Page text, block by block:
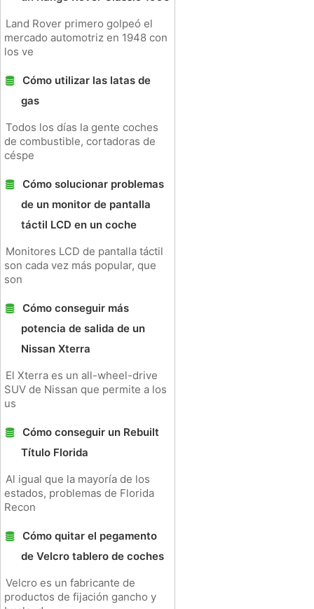
Land Rover primero golpeó el
mercado automotriz en 1948 con
los ve
Cómo utilizar las latas de
gas
Todos los días la gente coches
de combustible, cortadoras de
céspe
Cómo solucionar problemas
de un monitor de pantalla
táctil LCD en un coche
Monitores LCD de pantalla táctil
son cada vez más popular, que
son
Cómo conseguir más
potencia de salida de un
Nissan Xterra
El Xterra es un all-wheel-drive
SUV de Nissan que permite a los
us
Cómo conseguir un Rebuilt
Título Florida
Al igual que la mayoría de los
estados, problemas de Florida
Recon
Cómo quitar el pegamento
de Velcro tablero de coches
Velcro es un fabricante de
productos de fijación gancho y